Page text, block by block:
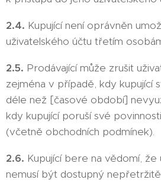
2.4. Kupující není oprávněn
uživatelského účtu třetím
2.5. Prodávající může zrušit
zejména v případě, kdy kupující
déle než [časové období]
kdy kupující poruší své
(včetně obchodních podmínek).
2.6. Kupující bere na vědomí,
nemusí být dostupný